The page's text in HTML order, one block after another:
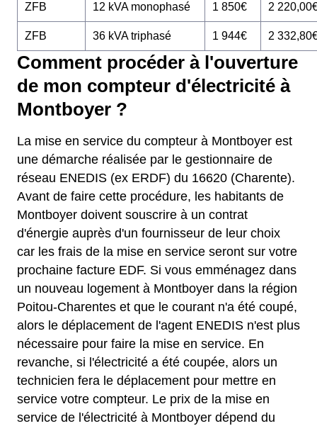
ZFB 12 kVA monophasé 1 850€ 2
ZFB 36 kVA triphasé 1 944€ 2
Comment procéder à l'ouverture
de mon compteur d'électricité à
Montboyer ?
La mise en service du compteur à Montboyer est
une démarche réalisée par le gestionnaire de
réseau ENEDIS (ex ERDF) du 16620 (Charente).
Avant de faire cette procédure, les habitants de
Montboyer doivent souscrire à un contrat
d'énergie auprès d'un fournisseur de leur choix
car les frais de la mise en service seront sur votre
prochaine facture EDF. Si vous emménagez dans
un nouveau logement à Montboyer dans la région
Poitou-Charentes et que le courant n'a été coupé,
alors le déplacement de l'agent ENEDIS n'est plus
nécessaire pour faire la mise en service. En
revanche, si l'électricité a été coupée, alors un
technicien fera le déplacement pour mettre en
service votre compteur. Le prix de la mise en
service de l'électricité à Montboyer dépend du